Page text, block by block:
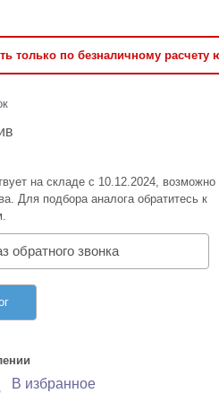
только по безналичному расчету
на складе с 10.12.2024, возможно
Для подбора аналога обратитесь к
обратного звонка
В избранное